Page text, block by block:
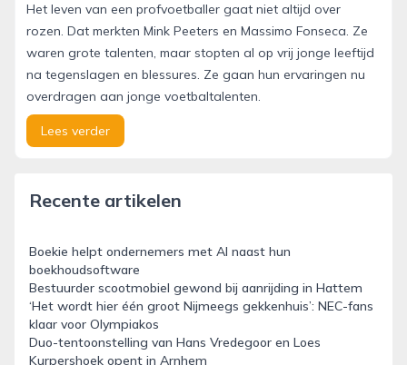
Het leven van een profvoetballer gaat niet altijd over
rozen. Dat merkten Mink Peeters en Massimo Fonseca. Ze
waren grote talenten, maar stopten al op vrij jonge leeftijd
na tegenslagen en blessures. Ze gaan hun ervaringen nu
overdragen aan jonge voetbaltalenten.
Lees verder
Recente artikelen
Boekie helpt ondernemers met AI naast hun
boekhoudsoftware
Bestuurder scootmobiel gewond bij aanrijding in Hattem
‘Het wordt hier één groot Nijmeegs gekkenhuis’: NEC-fans
klaar voor Olympiakos
Duo-tentoonstelling van Hans Vredegoor en Loes
Kurpershoek opent in Arnhem